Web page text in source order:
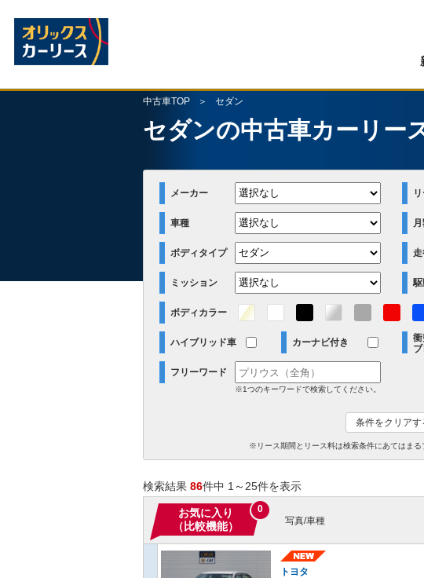
中古車TOP セダン
セダンの中古車カーリー
メーカー
車種
ボディタイプ
ミッション
ボディカラー
ハイブリッド車 カーナビ付き
フリーワード
※1つのキーワードで検索してください。
条件をクリアす
※リース期間とリース料は検索条件にあてはまる
検索結果 86件中 1～25件を表示
お気に入り
（比較機能）
0
写真/車種
トヨタ